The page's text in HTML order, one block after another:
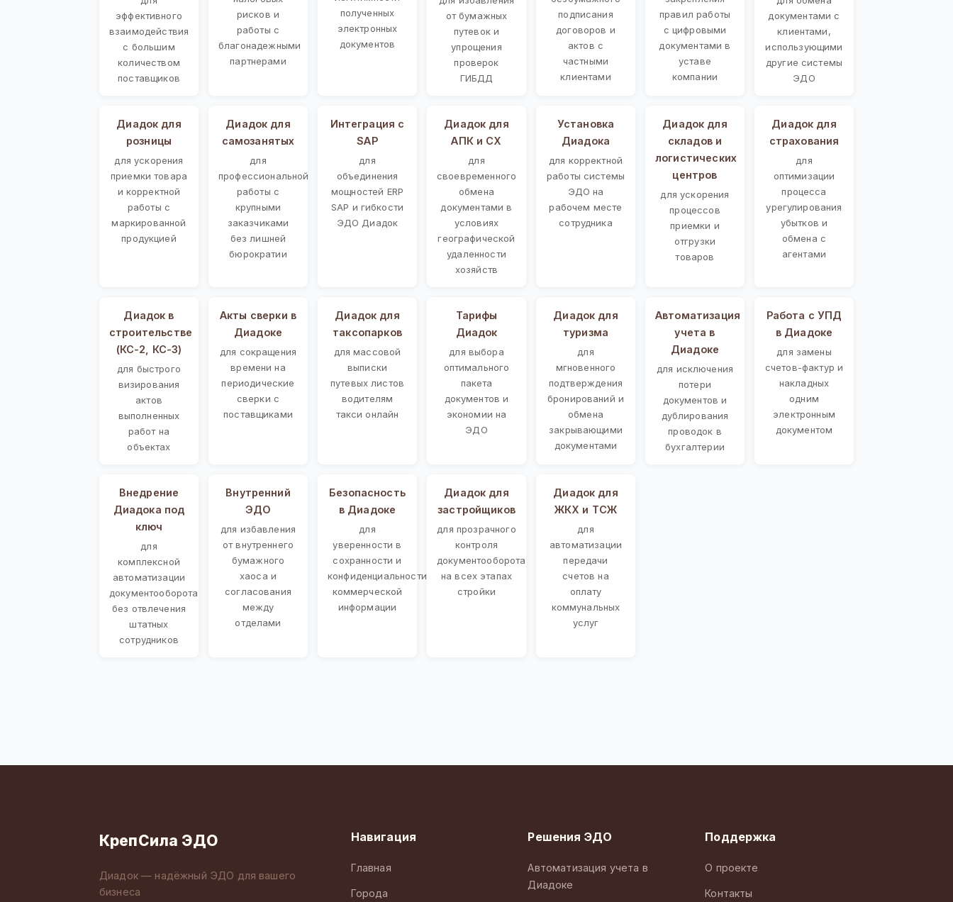
эффективного
взаимодействия
с большим
количеством
поставщиков
рисков и
работы с
благонадежными
партнерами
полученных
электронных
документов
от бумажных
путевок и
упрощения
проверок
ГИБДД
подписания
договоров и
актов с
частными
клиентами
правил работы
с цифровыми
документами в
уставе
компании
документами с
клиентами,
использующими
другие системы
ЭДО
Диадок для
розницы
для ускорения
приемки товара
и корректной
работы с
маркированной
продукцией
Диадок для
самозанятых
для
профессиональной
работы с
крупными
заказчиками
без лишней
бюрократии
Интеграция с
SAP
для
объединения
мощностей ERP
SAP и гибкости
ЭДО Диадок
Диадок для
АПК и СХ
для
своевременного
обмена
документами в
условиях
географической
удаленности
хозяйств
Установка
Диадока
для корректной
работы системы
ЭДО на
рабочем месте
сотрудника
Диадок для
складов и
логистических
центров
для ускорения
процессов
приемки и
отгрузки
товаров
Диадок для
страхования
для
оптимизации
процесса
урегулирования
убытков и
обмена с
агентами
Диадок в
строительстве
(КС-2, КС-3)
для быстрого
визирования
актов
выполненных
работ на
объектах
Акты сверки в
Диадоке
для сокращения
времени на
периодические
сверки с
поставщиками
Диадок для
таксопарков
для массовой
выписки
путевых листов
водителям
такси онлайн
Тарифы
Диадок
для выбора
оптимального
пакета
документов и
экономии на
ЭДО
Диадок для
туризма
для
мгновенного
подтверждения
бронирований и
обмена
закрывающими
документами
Автоматизация
учета в
Диадоке
для исключения
потери
документов и
дублирования
проводок в
бухгалтерии
Работа с УПД
в Диадоке
для замены
счетов-фактур и
накладных
одним
электронным
документом
Внедрение
Диадока под
ключ
для
комплексной
автоматизации
документооборота
без отвлечения
штатных
сотрудников
Внутренний
ЭДО
для избавления
от внутреннего
бумажного
хаоса и
согласования
между
отделами
Безопасность
в Диадоке
для
уверенности в
сохранности и
конфиденциальности
коммерческой
информации
Диадок для
застройщиков
для прозрачного
контроля
документооборота
на всех этапах
стройки
Диадок для
ЖКХ и ТСЖ
для
автоматизации
передачи
счетов на
оплату
коммунальных
услуг
КрепСила ЭДО
Диадок — надёжный ЭДО для вашего
бизнеса
Навигация
Главная
Города
Решения ЭДО
Автоматизация учета в
Диадоке
Поддержка
О проекте
Контакты